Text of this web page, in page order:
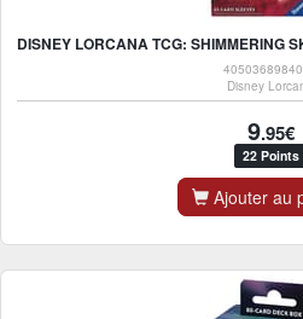
Disney
9.95€
22 Points
Ajouter au